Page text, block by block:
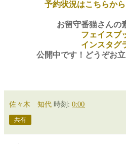
予約状況はこちらから
お留守番猫さんの
フェイスブ
インスタグ
公開中です！どうぞお立
佐々木 知代 時刻: 0:00
共有